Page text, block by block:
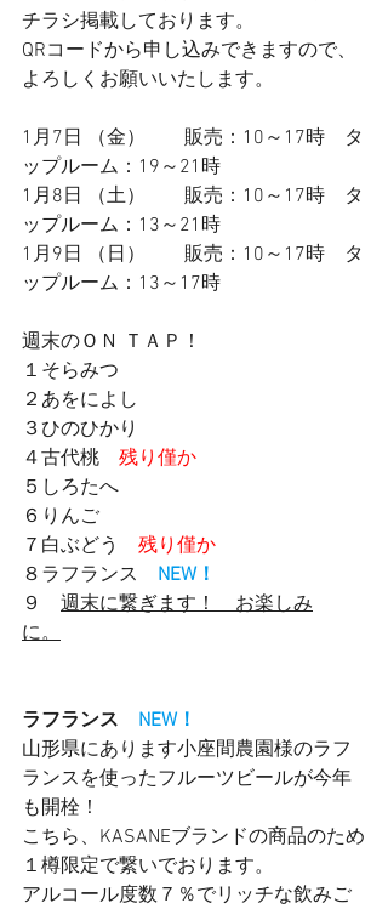
チラシ掲載しております。
QRコードから申し込みできますので、
よろしくお願いいたします。
1月7日 （金）　　販売：10～17時　タ
ップルーム：19～ 21時
1月8日 （土）  　  販売：10～17時　タ
ップルーム：13～ 21時
1月9日 （日） 　   販売：10～17時　タ
ップルーム：13～17時
週末のＯＮ ＴＡＰ！
１そらみつ
２あをによし
３ひのひかり
４古代桃 残り僅か
５しろたへ
６りんご
７白ぶどう 残り僅か
８ラフランス NEW！
９ 週末に繋ぎます！　お楽しみ
に。
ラフランス NEW！
山形県にあります小座間農園様のラフ
ランスを使ったフルーツビールが今年
も開栓！
こちら、KASANEブランドの商品のため
１樽限定で繋いでおります。
アルコール度数７％でリッチな飲みご